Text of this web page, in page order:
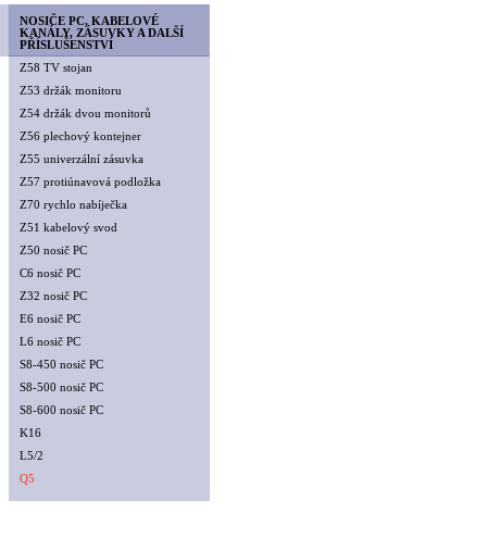
NOSIČE PC, KABELOVÉ
KANÁLY, ZÁSUVKY A DALŠÍ
PŘÍSLUŠENSTVÍ
Z58 TV stojan
Z53 držák monitoru
Z54 držák dvou monitorů
Z56 plechový kontejner
Z55 univerzální zásuvka
Z57 protiúnavová podložka
Z70 rychlo nabíječka
Z51 kabelový svod
Z50 nosič PC
C6 nosič PC
Z32 nosič PC
E6 nosič PC
L6 nosič PC
S8-450 nosič PC
S8-500 nosič PC
S8-600 nosič PC
K16
L5/2
Q5